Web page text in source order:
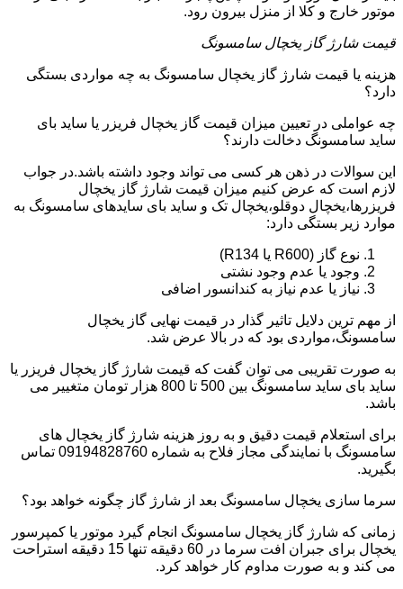
موتور خارج و کلا از منزل بیرون رود.
قیمت شارژ گاز یخچال سامسونگ
هزینه یا قیمت شارژ گاز یخچال سامسونگ به چه مواردی بستگی
دارد؟
چه عواملی در تعیین میزان قیمت گاز یخچال فریزر یا ساید بای
ساید سامسونگ دخالت دارند؟
این سوالات در ذهن هر کسی می تواند وجود داشته باشد.در جواب
لازم است که عرض کنیم میزان قیمت شارژ گاز یخچال
فریزرها،یخچال دوقلو،یخچال تک و ساید بای سایدهای سامسونگ به
موارد زیر بستگی دارد:
نوع گاز (R600 یا R134)
وجود یا عدم وجود نشتی
نیاز یا عدم نیاز به کندانسور اضافی
از مهم ترین دلایل تاثیر گذار در قیمت نهایی گاز یخچال
سامسونگ،مواردی بود که در بالا عرض شد.
به صورت تقریبی می توان گفت که قیمت شارژ گاز یخچال فریزر یا
ساید بای ساید سامسونگ بین 500 تا 800 هزار تومان متغییر می
باشد.
برای استعلام قیمت دقیق و به روز هزینه شارژ گاز یخچال های
سامسونگ با نمایندگی مجاز فلاح به شماره 09194828760 تماس
بگیرید.
سرما سازی یخچال سامسونگ بعد از شارژ گاز چگونه خواهد بود؟
زمانی که شارژ گاز یخچال سامسونگ انجام گیرد موتور یا کمپرسور
یخچال برای جبران افت سرما در 60 دقیقه تنها 15 دقیقه استراحت
می کند و به صورت مداوم کار خواهد کرد.